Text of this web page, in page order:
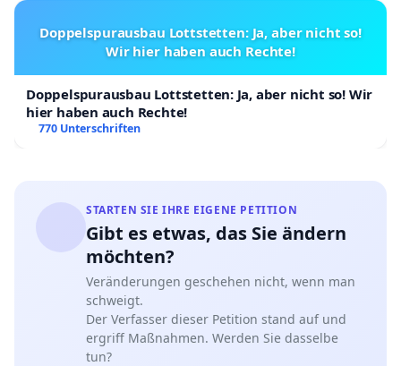
Doppelspurausbau Lottstetten: Ja, aber nicht so!
Wir hier haben auch Rechte!
Doppelspurausbau Lottstetten: Ja, aber nicht so! Wir
hier haben auch Rechte!
770 Unterschriften
STARTEN SIE IHRE EIGENE PETITION
Gibt es etwas, das Sie ändern
möchten?
Veränderungen geschehen nicht, wenn man
schweigt.
Der Verfasser dieser Petition stand auf und
ergriff Maßnahmen. Werden Sie dasselbe
tun?